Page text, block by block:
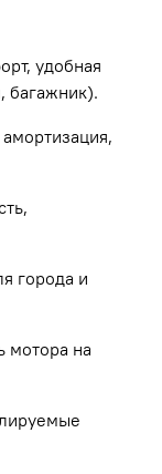
удобная
багажник).
города и
мотора на